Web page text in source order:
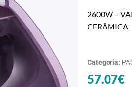
2600W –
CERÂMICA
Categoria:
57.07€